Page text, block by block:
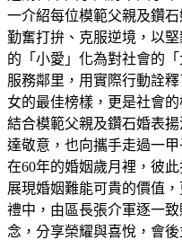
一介紹每位模範父親及鑽
勤奮打拚、克服逆境，以
的「小愛」化為對社會的
服務鄰里，用實際行動詮
女的最佳榜樣，更是社會
結合模範父親及鑽石婚表
達敬意，也向攜手走過一
在60年的婚姻歲月裡，彼
展現婚姻難能可貴的價值
禮中，由區長張介軍逐一
念，分享榮耀與喜悅，會